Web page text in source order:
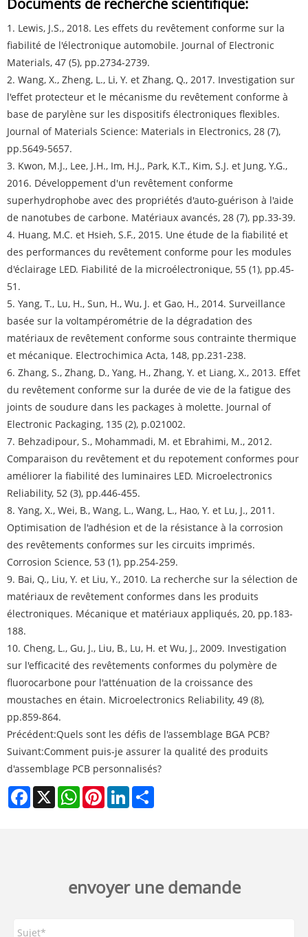
Documents de recherche scientifique:
1. Lewis, J.S., 2018. Les effets du revêtement conforme sur la
fiabilité de l'électronique automobile. Journal of Electronic
Materials, 47 (5), pp.2734-2739.
2. Wang, X., Zheng, L., Li, Y. et Zhang, Q., 2017. Investigation sur
l'effet protecteur et le mécanisme du revêtement conforme à
base de parylène sur les dispositifs électroniques flexibles.
Journal of Materials Science: Materials in Electronics, 28 (7),
pp.5649-5657.
3. Kwon, M.J., Lee, J.H., Im, H.J., Park, K.T., Kim, S.J. et Jung, Y.G.,
2016. Développement d'un revêtement conforme
superhydrophobe avec des propriétés d'auto-guérison à l'aide
de nanotubes de carbone. Matériaux avancés, 28 (7), pp.33-39.
4. Huang, M.C. et Hsieh, S.F., 2015. Une étude de la fiabilité et
des performances du revêtement conforme pour les modules
d'éclairage LED. Fiabilité de la microélectronique, 55 (1), pp.45-
51.
5. Yang, T., Lu, H., Sun, H., Wu, J. et Gao, H., 2014. Surveillance
basée sur la voltampérométrie de la dégradation des
matériaux de revêtement conforme sous contrainte thermique
et mécanique. Electrochimica Acta, 148, pp.231-238.
6. Zhang, S., Zhang, D., Yang, H., Zhang, Y. et Liang, X., 2013. Effet
du revêtement conforme sur la durée de vie de la fatigue des
joints de soudure dans les packages à molette. Journal of
Electronic Packaging, 135 (2), p.021002.
7. Behzadipour, S., Mohammadi, M. et Ebrahimi, M., 2012.
Comparaison du revêtement et du repotement conformes pour
améliorer la fiabilité des luminaires LED. Microelectronics
Reliability, 52 (3), pp.446-455.
8. Yang, X., Wei, B., Wang, L., Wang, L., Hao, Y. et Lu, J., 2011.
Optimisation de l'adhésion et de la résistance à la corrosion
des revêtements conformes sur les circuits imprimés.
Corrosion Science, 53 (1), pp.254-259.
9. Bai, Q., Liu, Y. et Liu, Y., 2010. La recherche sur la sélection de
matériaux de revêtement conformes dans les produits
électroniques. Mécanique et matériaux appliqués, 20, pp.183-
188.
10. Cheng, L., Gu, J., Liu, B., Lu, H. et Wu, J., 2009. Investigation
sur l'efficacité des revêtements conformes du polymère de
fluorocarbone pour l'atténuation de la croissance des
moustaches en étain. Microelectronics Reliability, 49 (8),
pp.859-864.
Précédent:Quels sont les défis de l'assemblage BGA PCB?
Suivant:Comment puis-je assurer la qualité des produits
d'assemblage PCB personnalisés?
Facebook
X WhatsAppPinterestLinkedIn
envoyer une demande